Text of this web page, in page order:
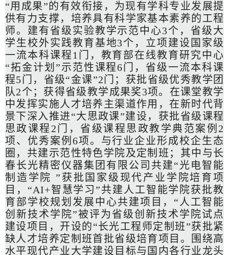
“用成果”的有效衔接，为现有学科专业发展提
供有力支撑，培养具有科学家基本素养的工程
师。建有省级实验教学示范中心3个，省级大
学生校外实践教育基地3个，立项建设国家级
一流本科课程1门，教育部在线教育研究中心
“拓金计划”示范性课程6门，省级一流本科课
程5门，省级“金课”2门；获批省级优秀教学团
队2个；获得省级教学成果奖3项。在课堂教学
中发挥实施人才培养主渠道作用，在新时代背
景下深入推进“大思政课”建设，获批省级课程
思政课程2门，省级课程思政教学典范案例2
项、优秀案例6项。与行业企业形成校企生态
圈，共建示范性特色学院及定制班；其中与长
春长光精密仪器集团有限公司共建“光电智能
制造学院 ”获批国家级现代产业学院培育项
目，“AI+智慧学习”共建人工智能学院获批教
育部学校规划发展中心共建项目，“人工智能
创新技术学院”被评为省级创新技术学院试点
建设项目，开设的“长光工程师定制班”获批紧
缺人才培养定制班首批省级培育项目。围绕高
水平现代产业大学建设目标与国内各行业龙头